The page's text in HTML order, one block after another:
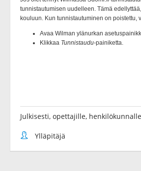
Julkisesti, opettajille,
Ylläpitäjä